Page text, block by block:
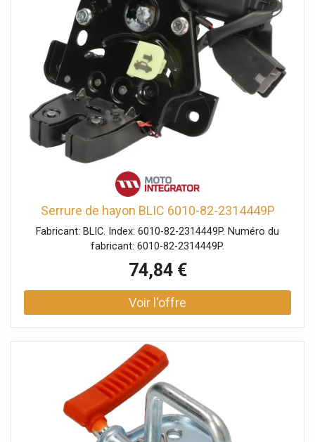
Serrure de hayon BLIC 6010-82-2314449P
Fabricant: BLIC. Index: 6010-82-2314449P. Numéro du
fabricant: 6010-82-2314449P.
74,84 €